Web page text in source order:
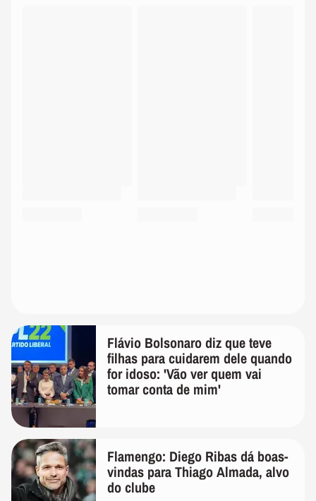
Flávio Bolsonaro diz que teve
filhas para cuidarem dele quando
for idoso: 'Vão ver quem vai
tomar conta de mim'
Flamengo: Diego Ribas dá boas-
vindas para Thiago Almada, alvo
do clube